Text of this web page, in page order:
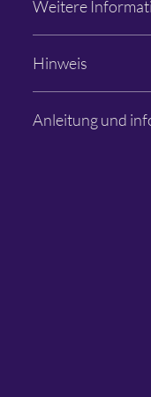
+49 441 36 10 55 15
Schlichtbunt®
Design bleiben bei
Weitere
Änderungen und
Hinweis
Dekorationen,
Anleitung und